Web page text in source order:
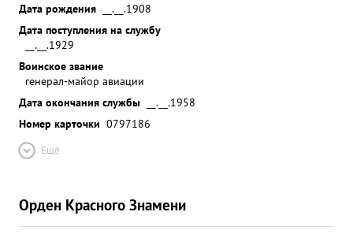
Дата рождения
__.__.1908
Дата поступления на службу
__.__.1929
Воинское звание
генерал-майор авиации
Дата окончания службы
__.__.1958
Номер карточки 0797186
Ещё
Орден Красного Знамени